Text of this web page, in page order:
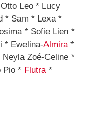
Leo * Lucy
* Sam * Lexa *
* Sofie Lien *
* Ewelina-Almira *
Zoé-Celine *
Pio * Flutra *